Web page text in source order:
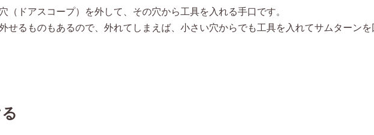
（ドアスコープ）を外して、その穴から工具を入れる手口です。
せるものもあるので、外れてしまえば、小さい穴からでも工具を入れてサムターンを